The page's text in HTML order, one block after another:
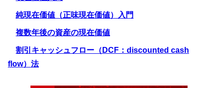
純現在価値（正味現在価値）入門
複数年後の資産の現在価値
割引キャッシュフロー（DCF：discounted cash
flow）法